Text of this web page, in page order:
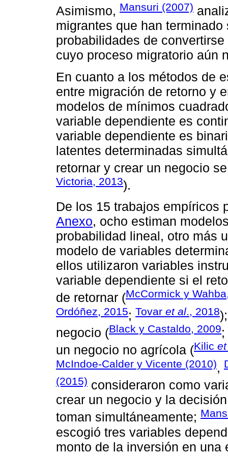
Asimismo, Mansuri (2007)
migrantes que han
probabilidades de
cuyo proceso migratorio aún
En cuanto a los métodos de
entre migración de retorno y
modelos de mínimos
variable dependiente es
variable dependiente es
latentes determinadas
retornar y crear un negocio
Victoria, 2013).
De los 15 trabajos empíricos
Anexo, ocho estiman
probabilidad lineal, otro más
modelo de variables
ellos utilizaron variables
variable dependiente si el
de retornar (McCormick y
Ordóñez, 2015; Tovar et al., 2018
negocio (Black y Castaldo, 2009;
un negocio no agrícola (Kilic
McIndoe-Calder y Vicente (2010),
(2015) consideraron como
crear un negocio y la
toman simultáneamente;
escogió tres variables
monto de la inversión en